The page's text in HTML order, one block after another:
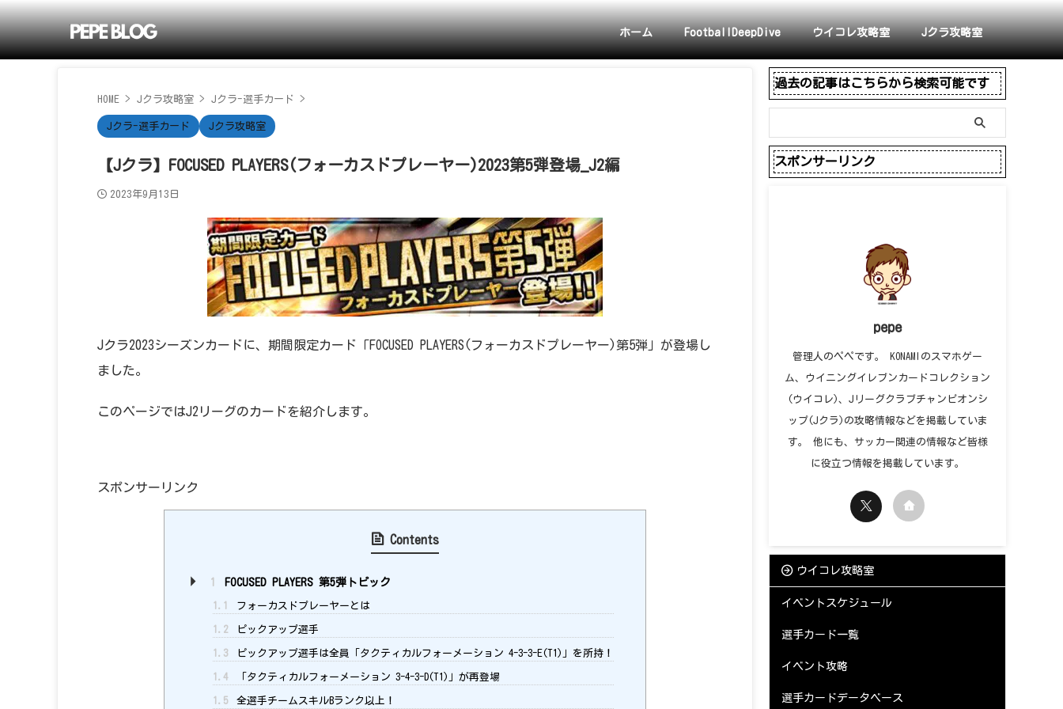
ホーム FootballDeepDive ウイコレ攻略室 Jクラ攻略室
HOME > Jクラ攻略室 > Jクラ-選手カード >
Jクラ-選手カード Jクラ攻略室
【Jクラ】FOCUSED PLAYERS(フォーカスドプレーヤー)2023第5弾登場_J2編
2023年9月13日
Jクラ2023シーズンカードに、期間限定カード「FOCUSED PLAYERS(フォーカスドプレーヤー)第5弾」が登場し
ました。
このページではJ2リーグのカードを紹介します。
スポンサーリンク
Contents
1 FOCUSED PLAYERS 第5弾トピック
1.1 フォーカスドプレーヤーとは
1.2 ピックアップ選手
1.3 ピックアップ選手は全員「タクティカルフォーメーション 4-3-3-E(T1)」を所持！
1.4 「タクティカルフォーメーション 3-4-3-D(T1)」が再登場
1.5 全選手チームスキルBランク以上！
過去の記事はこちらから検索可能です
スポンサーリンク
pepe
管理人のペペです。 KONAMIのスマホゲー
ム、ウイニングイレブンカードコレクション
(ウイコレ)、Jリーグクラブチャンピオンシ
ップ(Jクラ)の攻略情報などを掲載していま
す。 他にも、サッカー関連の情報など皆様
に役立つ情報を掲載しています。
ウイコレ攻略室
イベントスケジュール
選手カード一覧
イベント攻略
選手カードデータベース